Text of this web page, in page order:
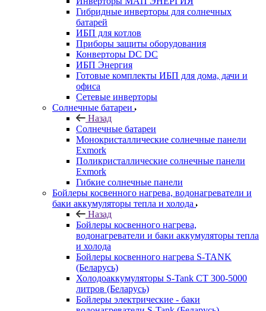
Гибридные инверторы для солнечных
батарей
ИБП для котлов
Приборы защиты оборудования
Конверторы DC DC
ИБП Энергия
Готовые комплекты ИБП для дома, дачи и
офиса
Сетевые инверторы
Солнечные батареи
Назад
Солнечные батареи
Монокристаллические солнечные панели
Exmork
Поликристаллические солнечные панели
Exmork
Гибкие солнечные панели
Бойлеры косвенного нагрева, водонагреватели и
баки аккумуляторы тепла и холода
Назад
Бойлеры косвенного нагрева,
водонагреватели и баки аккумуляторы тепла
и холода
Бойлеры косвенного нагрева S-TANK
(Беларусь)
Холодоаккумуляторы S-Tank СТ 300-5000
литров (Беларусь)
Бойлеры электрические - баки